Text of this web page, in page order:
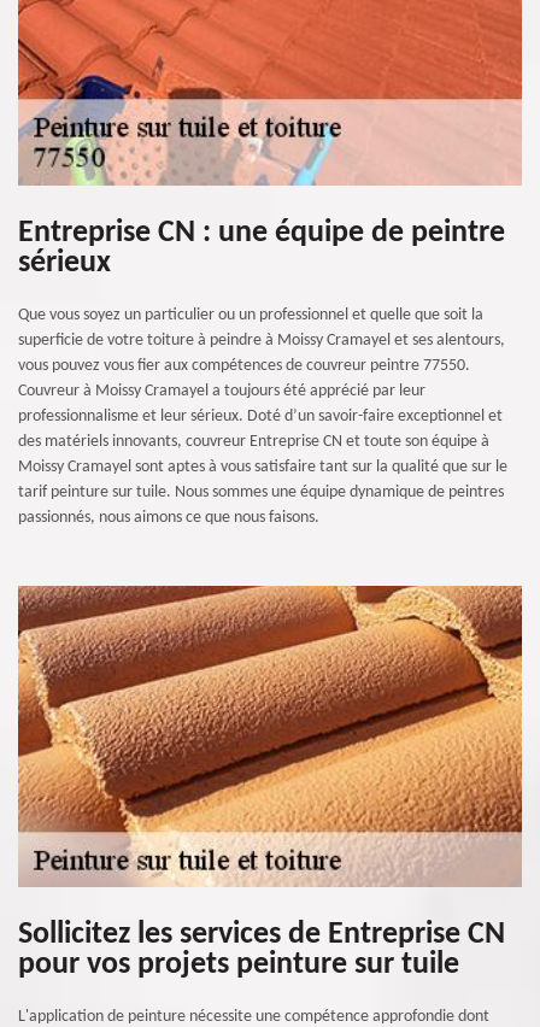
Entreprise CN : une équipe de peintre
sérieux
Que vous soyez un particulier ou un professionnel et quelle que soit la
superficie de votre toiture à peindre à Moissy Cramayel et ses alentours,
vous pouvez vous fier aux compétences de couvreur peintre 77550.
Couvreur à Moissy Cramayel a toujours été apprécié par leur
professionnalisme et leur sérieux. Doté d’un savoir-faire exceptionnel et
des matériels innovants, couvreur Entreprise CN et toute son équipe à
Moissy Cramayel sont aptes à vous satisfaire tant sur la qualité que sur le
tarif peinture sur tuile. Nous sommes une équipe dynamique de peintres
passionnés, nous aimons ce que nous faisons.
Sollicitez les services de Entreprise CN
pour vos projets peinture sur tuile
L'application de peinture nécessite une compétence approfondie dont